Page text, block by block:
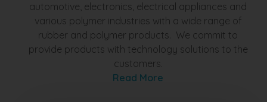
automotive, electronics, electrical appliances and
various polymer industries with a wide range of
rubber and polymer products. We commit to
provide products with technology solutions to the
customers.
Read More